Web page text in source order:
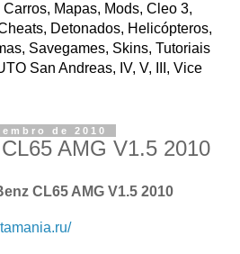
Mapas, Mods, Cleo 3,
Detonados, Helicópteros,
Savegames, Skins, Tutoriais
San Andreas, IV, V, III, Vice
de 2010
AMG V1.5 2010
CL65 AMG V1.5 2010